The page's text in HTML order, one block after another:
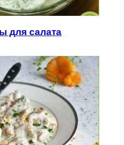
для салата